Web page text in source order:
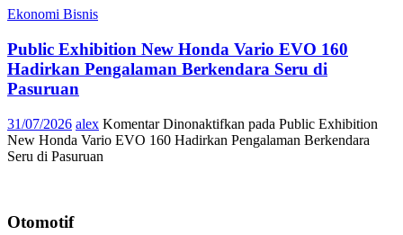
Ekonomi Bisnis
Public Exhibition New Honda Vario EVO 160
Hadirkan Pengalaman Berkendara Seru di
Pasuruan
31/07/2026 alex Komentar Dinonaktifkan pada Public Exhibition
New Honda Vario EVO 160 Hadirkan Pengalaman Berkendara
Seru di Pasuruan
Otomotif